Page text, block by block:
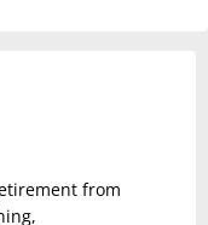
from